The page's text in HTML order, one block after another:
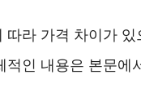
따라 가격 차이가
적인 내용은 본문에